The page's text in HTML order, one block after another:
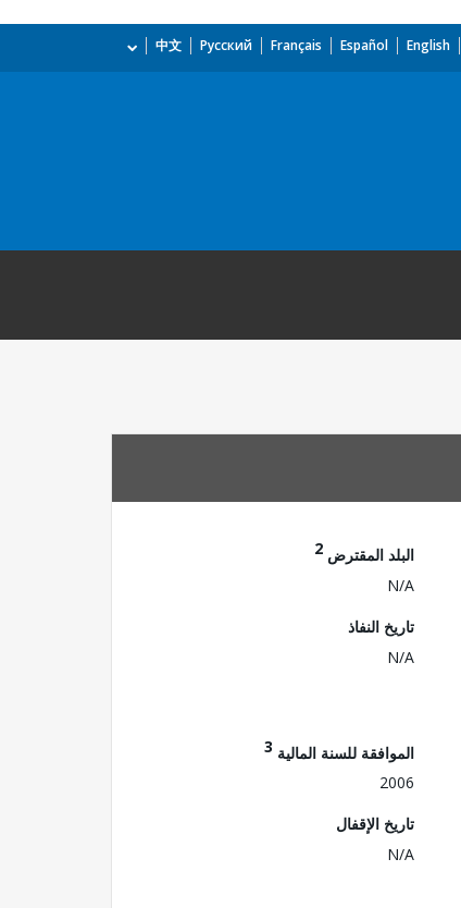
English
Español
Français
Русский
中文
البلد المقترض 2
N/A
تاريخ النفاذ
N/A
الموافقة للسنة المالية 3
2006
تاريخ الإقفال
N/A